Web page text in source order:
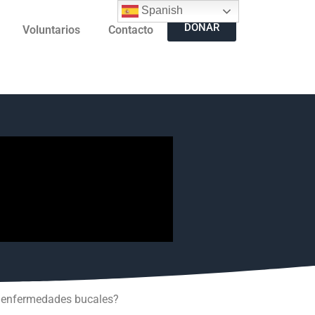
DONAR
Voluntarios Contacto
bucales?
Spanish